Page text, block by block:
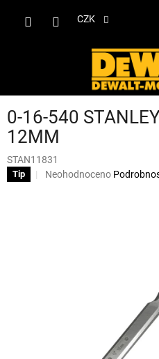
CZK
0-16-540
12MM
STAN11831
Tip
Průměrné
Neohodnoceno